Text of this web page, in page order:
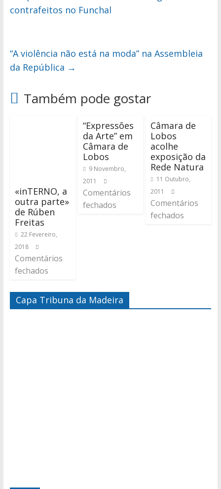
contrafeitos no Funchal
“A violência não está na moda” na Assembleia
da República →
Também pode gostar
«inTERNO, a
outra parte»
de Rúben
Freitas
22 Fevereiro,
2018
Comentários
fechados
“Expressões
da Arte” em
Câmara de
Lobos
9 Novembro,
2011
Comentários
fechados
Câmara de
Lobos
acolhe
exposição da
Rede Natura
11 Outubro,
2011
Comentários
fechados
Capa Tribuna da Madeira